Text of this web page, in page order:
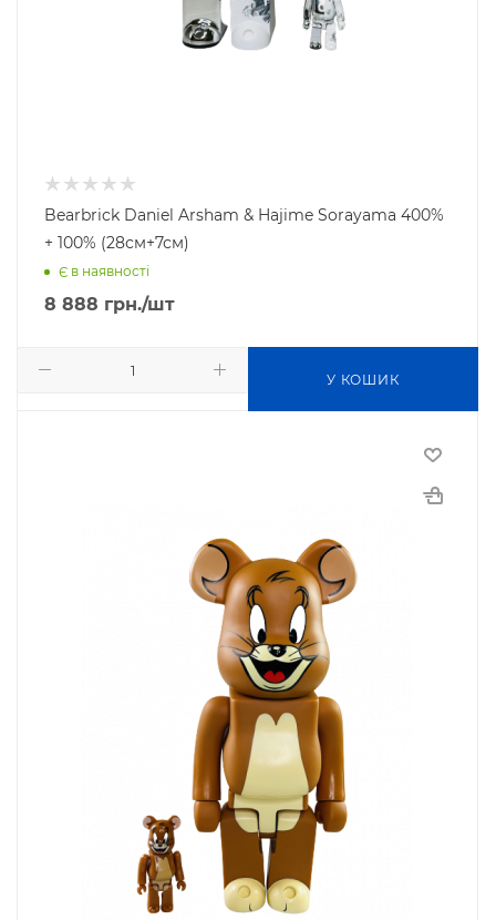
Bearbrick Daniel Arsham & Hajime Sorayama 400%
+ 100% (28см+7см)
Є в наявності
8 888 грн./шт
У КОШИК